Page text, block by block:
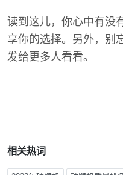
读到这儿，你心中有没
享你的选择。另外，别
发给更多人看看。
相关热词